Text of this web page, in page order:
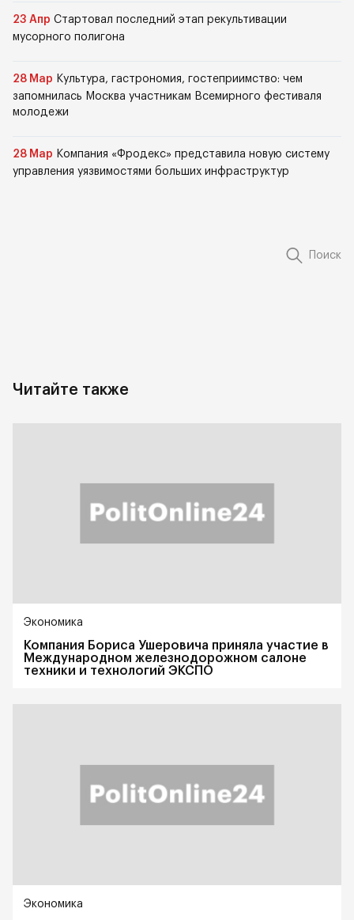
23 Апр Стартовал последний этап рекультивации
мусорного полигона
28 Мар Культура, гастрономия, гостеприимство: чем
запомнилась Москва участникам Всемирного фестиваля
молодежи
28 Мар Компания «Фродекс» представила новую систему
управления уязвимостями больших инфраструктур
Поиск
Читайте также
Экономика
Компания Бориса Ушеровича приняла участие в
Международном железнодорожном салоне
техники и технологий ЭКСПО
Экономика